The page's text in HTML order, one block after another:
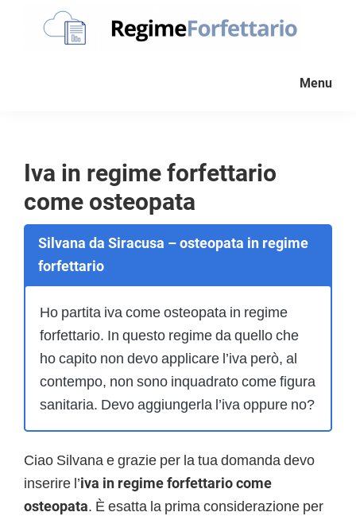
partita
Iva
forfettaria
Menu
Iva in regime forfettario
come osteopata
Silvana da Siracusa – osteopata in regime
forfettario
Ho partita iva come osteopata in regime
forfettario. In questo regime da quello che
ho capito non devo applicare l’iva però, al
contempo, non sono inquadrato come figura
sanitaria. Devo aggiungerla l’iva oppure no?
Ciao Silvana e grazie per la tua domanda devo
inserire l’iva in regime forfettario come
osteopata. È esatta la prima considerazione per